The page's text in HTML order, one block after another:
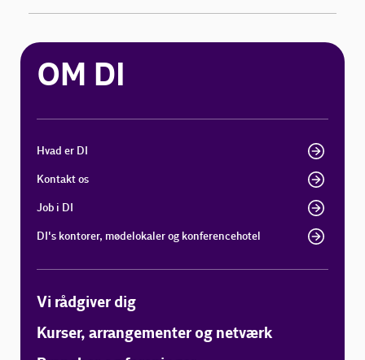
OM DI
Hvad er DI
Kontakt os
Job i DI
DI's kontorer, mødelokaler og konferencehotel
Vi rådgiver dig
Kurser, arrangementer og netværk